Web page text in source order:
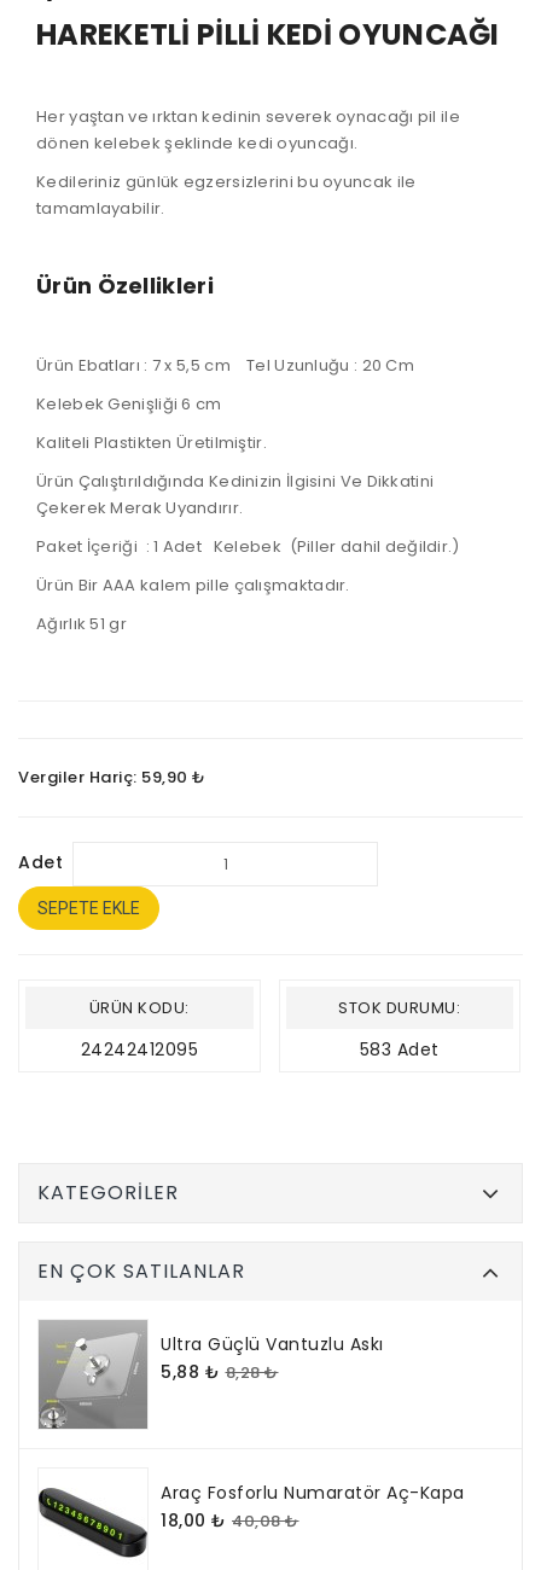
HAREKETLİ PİLLİ KEDİ OYUNCAĞI
Her yaştan ve ırktan kedinin severek oynacağı pil ile
dönen kelebek şeklinde kedi oyuncağı.
Kedileriniz günlük egzersizlerini bu oyuncak ile
tamamlayabilir.
Ürün Özellikleri
Ürün Ebatları : 7 x 5,5 cm Tel Uzunluğu : 20 Cm
Kelebek Genişliği 6 cm
Kaliteli Plastikten Üretilmiştir.
Ürün Çalıştırıldığında Kedinizin İlgisini Ve Dikkatini
Çekerek Merak Uyandırır.
Paket İçeriği : 1 Adet Kelebek (Piller dahil değildir.)
Ürün Bir AAA kalem pille çalışmaktadır.
Ağırlık 51 gr
Vergiler Hariç: 59,90 ₺
Adet
SEPETE EKLE
ÜRÜN KODU:
24242412095
STOK DURUMU:
583 Adet
KATEGORILER
EN ÇOK SATILANLAR
Ultra Güçlü Vantuzlu Askı
5,88 ₺ 8,28 ₺
Araç Fosforlu Numaratör Aç-Kapa
18,00 ₺ 40,08 ₺